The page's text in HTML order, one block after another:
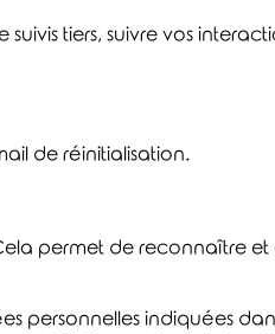
tiers, suivre vos
de réinitialisation.
permet de reconnaître
personnelles indiquées